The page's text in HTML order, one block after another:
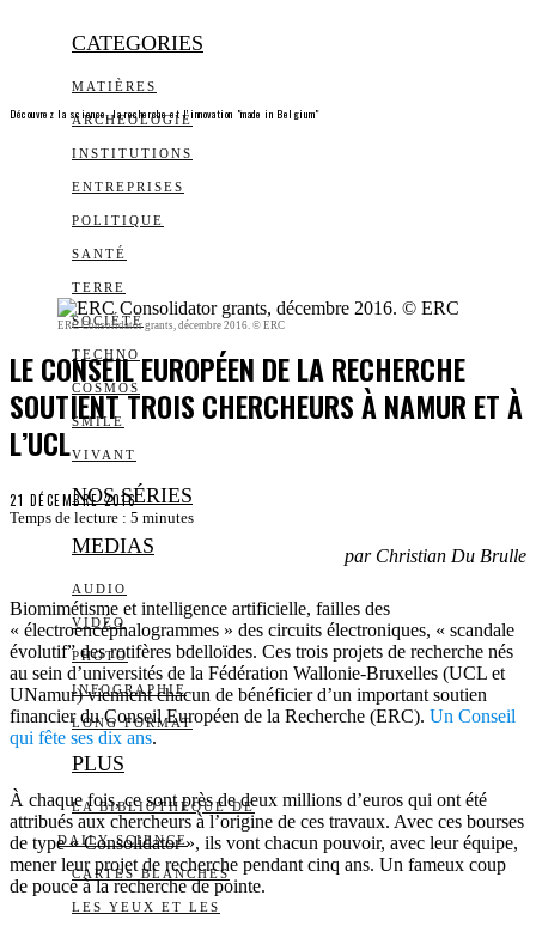
CATEGORIES
MATIÈRES
ARCHEOLOGIE
INSTITUTIONS
ENTREPRISES
POLITIQUE
SANTÉ
TERRE
SOCIÉTÉ
TECHNO
COSMOS
SMILE
VIVANT
NOS SÉRIES
MEDIAS
AUDIO
VIDÉO
PHOTO
INFOGRAPHIE
LONG FORMAT
PLUS
LA BIBLIOTHÈQUE DE
DAILY SCIENCE
CARTES BLANCHES
LES YEUX ET LES
Découvrez la science, la recherche et l’innovation "made in Belgium"
ERC Consolidator grants, décembre 2016. © ERC
LE CONSEIL EUROPÉEN DE LA RECHERCHE
SOUTIENT TROIS CHERCHEURS À NAMUR ET À
L’UCL
21 DÉCEMBRE 2016
Temps de lecture : 5 minutes
par Christian Du Brulle
Biomimétisme et intelligence artificielle, failles des
« électroencéphalogrammes » des circuits électroniques, « scandale
évolutif” des rotifères bdelloïdes. Ces trois projets de recherche nés
au sein d’universités de la Fédération Wallonie-Bruxelles (UCL et
UNamur) viennent chacun de bénéficier d’un important soutien
financier du Conseil Européen de la Recherche (ERC). Un Conseil
qui fête ses dix ans.
À chaque fois, ce sont près de deux millions d’euros qui ont été
attribués aux chercheurs à l’origine de ces travaux. Avec ces bourses
de type « Consolidator », ils vont chacun pouvoir, avec leur équipe,
mener leur projet de recherche pendant cinq ans. Un fameux coup
de pouce à la recherche de pointe.